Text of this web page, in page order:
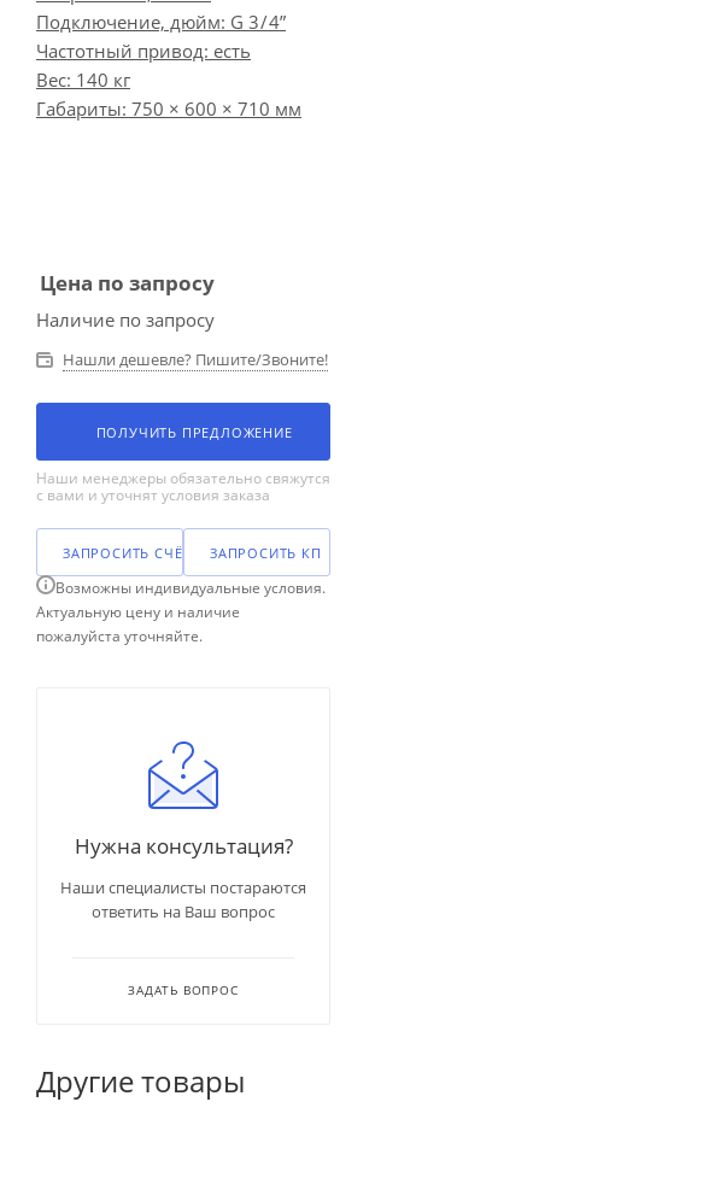
Подключение, дюйм: G 3 / 4”
Частотный привод: есть
Вес: 140 кг
Габариты: 750 × 600 × 710 мм
Цена по запросу
Наличие по запросу
Нашли дешевле? Пишите/Звоните!
ПОЛУЧИТЬ ПРЕДЛОЖЕНИЕ
Наши менеджеры обязательно свяжутся
с вами и уточнят условия заказа
ЗАПРОСИТЬ СЧЁТ ЗАПРОСИТЬ КП
Возможны индивидуальные условия.
Актуальную цену и наличие
пожалуйста уточняйте.
Нужна консультация?
Наши специалисты постараются
ответить на Ваш вопрос
ЗАДАТЬ ВОПРОС
Другие товары